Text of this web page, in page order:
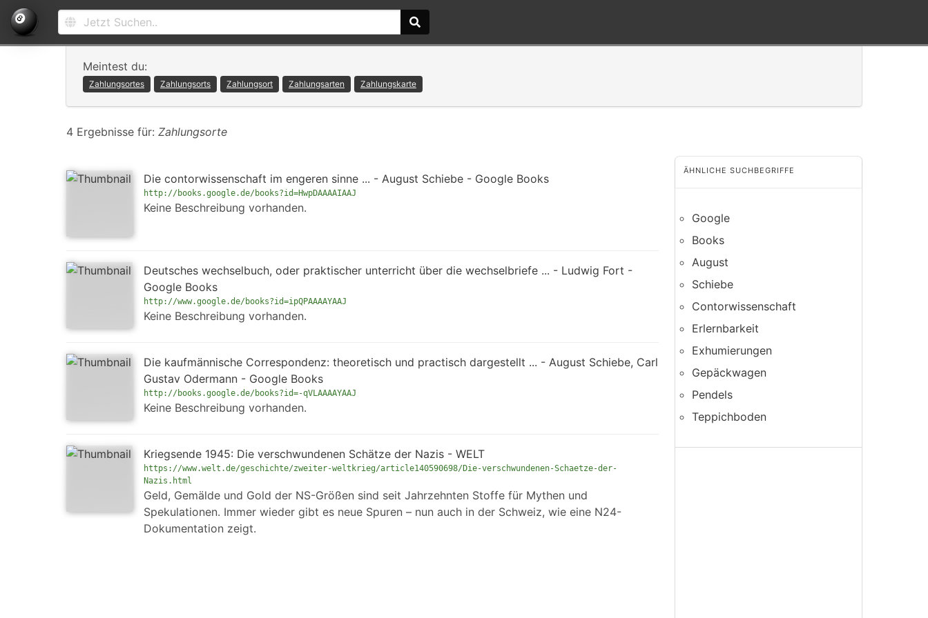
Meintest du:
Zahlungsortes Zahlungsorts Zahlungsort Zahlungsarten Zahlungskarte
4 Ergebnisse für: Zahlungsorte
Die contorwissenschaft im engeren sinne ... - August Schiebe - Google Books
http://books.google.de/books?id=HwpDAAAAIAAJ
Keine Beschreibung vorhanden.
Deutsches wechselbuch, oder praktischer unterricht über die wechselbriefe ... - Ludwig Fort -
Google Books
http://www.google.de/books?id=ipQPAAAAYAAJ
Keine Beschreibung vorhanden.
Die kaufmännische Correspondenz: theoretisch und practisch dargestellt ... - August Schiebe, Carl
Gustav Odermann - Google Books
http://books.google.de/books?id=-qVLAAAAYAAJ
Keine Beschreibung vorhanden.
Kriegsende 1945: Die verschwundenen Schätze der Nazis - WELT
https://www.welt.de/geschichte/zweiter-weltkrieg/article140590698/Die-verschwundenen-Schaetze-der-
Nazis.html
Geld, Gemälde und Gold der NS-Größen sind seit Jahrzehnten Stoffe für Mythen und
Spekulationen. Immer wieder gibt es neue Spuren – nun auch in der Schweiz, wie eine N24-
Dokumentation zeigt.
ÄHNLICHE SUCHBEGRIFFE
Google
Books
August
Schiebe
Contorwissenschaft
Erlernbarkeit
Exhumierungen
Gepäckwagen
Pendels
Teppichboden